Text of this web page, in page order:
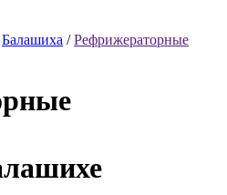
Балашиха /Рефрижераторные